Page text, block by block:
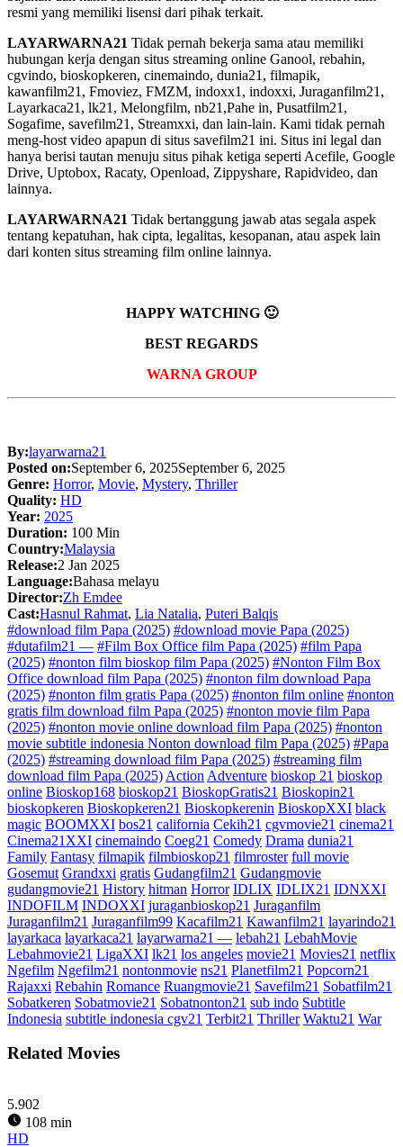
resmi yang memiliki lisensi dari pihak terkait.
LAYARWARNA21 Tidak pernah bekerja sama atau memiliki
hubungan kerja dengan situs streaming online Ganool, rebahin,
cgvindo, bioskopkeren, cinemaindo, dunia21, filmapik,
kawanfilm21, Fmoviez, FMZM, indoxx1, indoxxi, Juraganfilm21,
Layarkaca21, lk21, Melongfilm, nb21,Pahe in, Pusatfilm21,
Sogafime, savefilm21, Streamxxi, dan lain-lain. Kami tidak pernah
meng-host video apapun di situs savefilm21 ini. Situs ini legal dan
hanya berisi tautan menuju situs pihak ketiga seperti Acefile, Google
Drive, Uptobox, Racaty, Openload, Zippyshare, Rapidvideo, dan
lainnya.
LAYARWARNA21 Tidak bertanggung jawab atas segala aspek
tentang kepatuhan, hak cipta, legalitas, kesopanan, atau aspek lain
dari konten situs streaming film online lainnya.
HAPPY WATCHING 🙂
BEST REGARDS
WARNA GROUP
By:layarwarna21
Posted on:September 6, 2025September 6, 2025
Genre: Horror, Movie, Mystery, Thriller
Quality: HD
Year: 2025
Duration: 100 Min
Country:Malaysia
Release:2 Jan 2025
Language:Bahasa melayu
Director:Zh Emdee
Cast:Hasnul Rahmat, Lia Natalia, Puteri Balqis
#download film Papa (2025) #download movie Papa (2025)
#dutafilm21 — #Film Box Office film Papa (2025) #film Papa
(2025) #nonton film bioskop film Papa (2025) #Nonton Film Box
Office download film Papa (2025) #nonton film download Papa
(2025) #nonton film gratis Papa (2025) #nonton film online #nonton
gratis film download film Papa (2025) #nonton movie film Papa
(2025) #nonton movie online download film Papa (2025) #nonton
movie subtitle indonesia Nonton download film Papa (2025) #Papa
(2025) #streaming download film Papa (2025) #streaming film
download film Papa (2025) Action Adventure bioskop 21 bioskop
online Bioskop168 bioskop21 BioskopGratis21 Bioskopin21
bioskopkeren Bioskopkeren21 Bioskopkerenin BioskopXXI black
magic BOOMXXI bos21 california Cekih21 cgvmovie21 cinema21
Cinema21XXI cinemaindo Coeg21 Comedy Drama dunia21
Family Fantasy filmapik filmbioskop21 filmroster full movie
Gosemut Grandxxi gratis Gudangfilm21 Gudangmovie
gudangmovie21 History hitman Horror IDLIX IDLIX21 IDNXXI
INDOFILM INDOXXI juraganbioskop21 Juraganfilm
Juraganfilm21 Juraganfilm99 Kacafilm21 Kawanfilm21 layarindo21
layarkaca layarkaca21 layarwarna21 — lebah21 LebahMovie
Lebahmovie21 LigaXXI lk21 los angeles movie21 Movies21 netflix
Ngefilm Ngefilm21 nontonmovie ns21 Planetfilm21 Popcorn21
Rajaxxi Rebahin Romance Ruangmovie21 Savefilm21 Sobatfilm21
Sobatkeren Sobatmovie21 Sobatnonton21 sub indo Subtitle
Indonesia subtitle indonesia cgv21 Terbit21 Thriller Waktu21 War
Related Movies
5.902
108 min
HD